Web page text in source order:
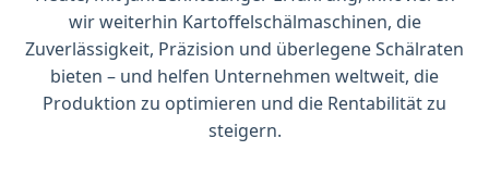
wir weiterhin Kartoffelschälmaschinen, die
Zuverlässigkeit, Präzision und überlegene Schälraten
bieten – und helfen Unternehmen weltweit, die
Produktion zu optimieren und die Rentabilität zu
steigern.